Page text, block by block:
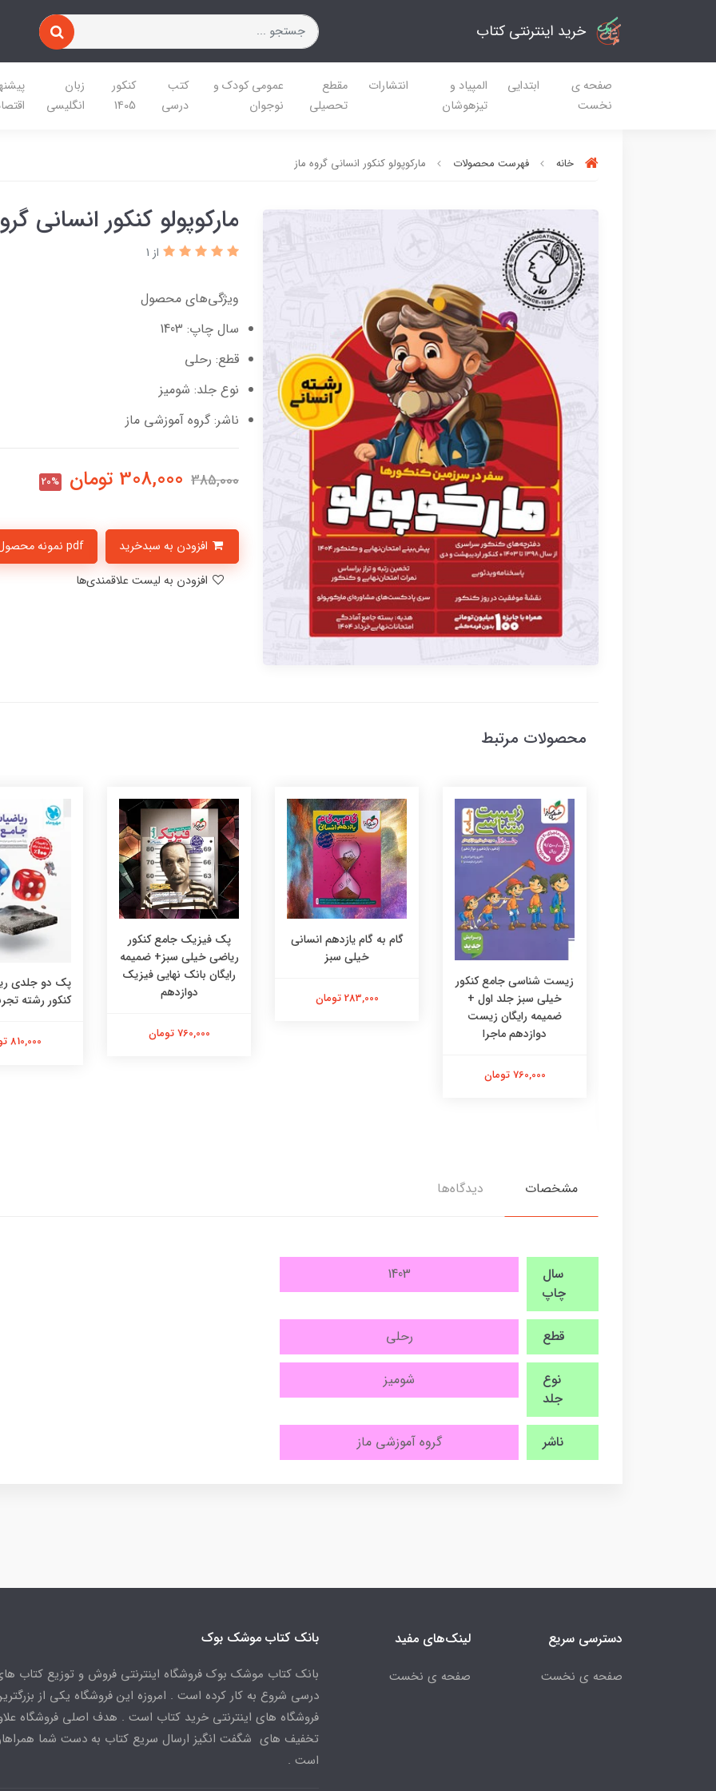
خرید اینترنتی کتاب
صفحه ی
نخست
ابتدایی
المپیاد و
تیزهوشان
انتشارات
مقطع
تحصیلی
عمومی کودک و
نوجوان
کتب
درسی
کنکور
1405
زبان
انگلیسی
خانه فهرست محصولات مارکوپولو کنکور انسانی گروه ماز
مارکوپولو کنکور انسانی
از 1
ویژگی‌های محصول
سال چاپ: 1403
قطع: رحلی
نوع جلد: شومیز
ناشر: گروه آموزشی ماز
385,000
308,000 تومان 20%
pdf نمونه محصول
محصولات مرتبط
زیست شناسی جامع کنکور
خیلی سبز جلد اول +
ضمیمه رایگان زیست
دوازدهم ماجرا
760,000 تومان
گام به گام یازدهم انسانی
خیلی سبز
283,000 تومان
پک فیزیک جامع کنکور
ریاضی خیلی سبز+ ضمیمه
رایگان بانک نهایی فیزیک
دوازدهم
760,000 تومان
پک دو جلدی
کنکور رشته
810,000 تومان
مشخصات دیدگاه‌ها
سال
چاپ
1403
قطع رحلی
نوع
جلد
شومیز
ناشر گروه آموزشی ماز
دسترسی سریع
صفحه ی نخست
لینک‌های مفید
صفحه ی نخست
بانک کتاب موشک بوک
بانک کتاب موشک بوک فروشگاه اینترنتی فروش و توزیع کتاب
درسی شروع به کار کرده است . امروزه این فروشگاه یکی از
فروشگاه های اینترنتی خرید کتاب است . هدف اصلی فروشگاه
تخفیف های شگفت انگیز ارسال سریع کتاب به دست شما
است .